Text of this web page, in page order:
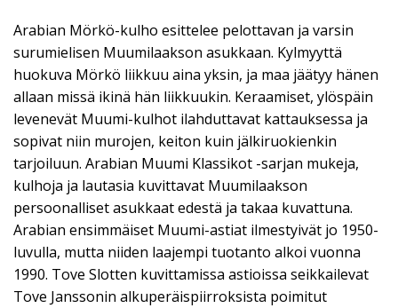
Arabian Mörkö-kulho esittelee pelottavan ja varsin
surumielisen Muumilaakson asukkaan. Kylmyyttä
huokuva Mörkö liikkuu aina yksin, ja maa jäätyy hänen
allaan missä ikinä hän liikkuukin. Keraamiset, ylöspäin
levenevät Muumi-kulhot ilahduttavat kattauksessa ja
sopivat niin murojen, keiton kuin jälkiruokienkin
tarjoiluun. Arabian Muumi Klassikot -sarjan mukeja,
kulhoja ja lautasia kuvittavat Muumilaakson
persoonalliset asukkaat edestä ja takaa kuvattuna.
Arabian ensimmäiset Muumi-astiat ilmestyivät jo 1950-
luvulla, mutta niiden laajempi tuotanto alkoi vuonna
1990. Tove Slotten kuvittamissa astioissa seikkailevat
Tove Janssonin alkuperäispiirroksista poimitut